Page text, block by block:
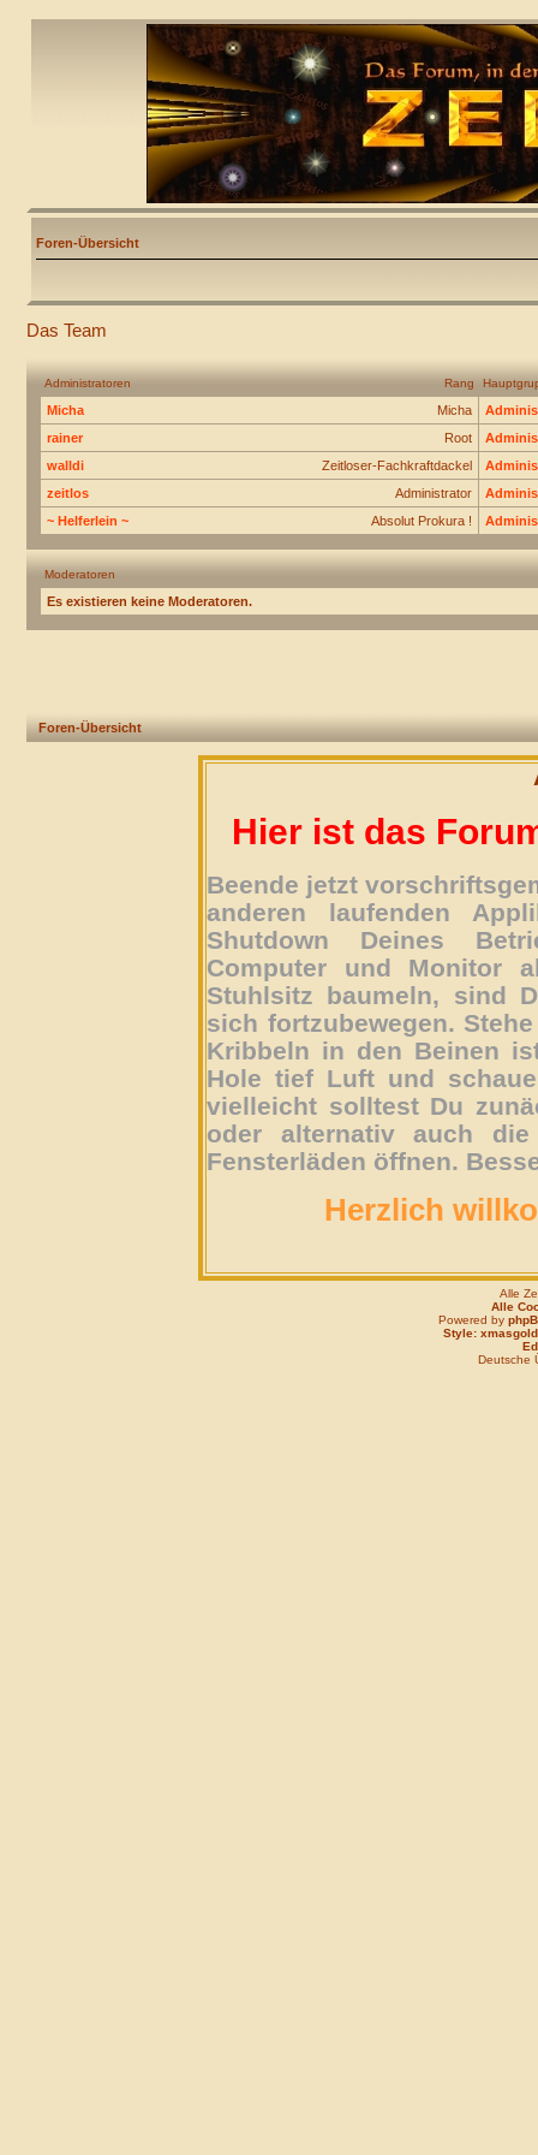
Foren-Übersicht
Das Team
Rang
Administratoren
Micha
Micha
Root
rainer
Zeitloser-Fachkraftdackel
walldi
Administrator
zeitlos
Absolut Prokura !
~ Helferlein ~
Moderatoren
Es existieren keine Moderatoren.
Foren-Übersicht
Hier ist das
Beende jetzt
anderen laufenden
Shutdown Deines
Computer und Monitor
Stuhlsitz baumeln, sind
sich fortzubewegen.
Kribbeln in den Beinen
Hole tief Luft und
vielleicht solltest Du
oder alternativ auch
Fensterläden öffnen.
Herzlich
Alle
Alle
Powered by
Style: xmasgold
Deutsche